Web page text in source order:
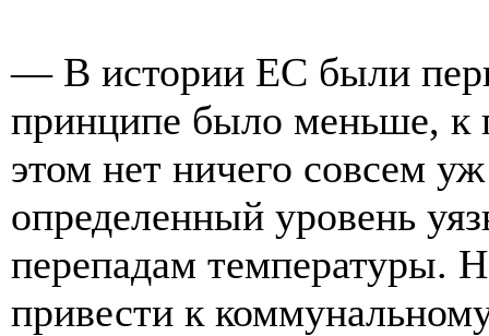
— В истории ЕС были
принципе было меньше, к
этом нет ничего совсем
определенный уровень
перепадам температуры.
привести к